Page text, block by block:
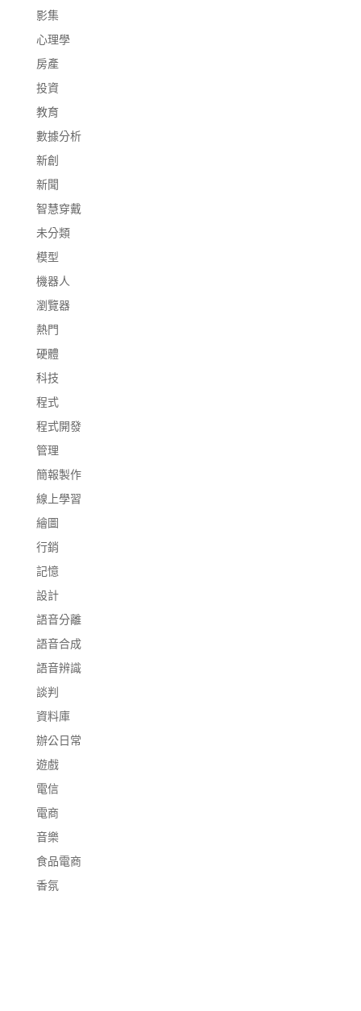
影集
心理學
房產
投資
教育
數據分析
新創
新聞
智慧穿戴
未分類
模型
機器人
瀏覽器
熱門
硬體
科技
程式
程式開發
管理
簡報製作
線上學習
繪圖
行銷
記憶
設計
語音分離
語音合成
語音辨識
談判
資料庫
辦公日常
遊戲
電信
電商
音樂
食品電商
香氛